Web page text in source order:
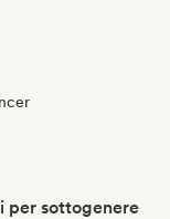
per sottogenere